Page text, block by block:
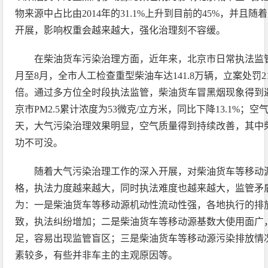
物来源中占比由2014年的31.1%上升到目前的45%，并且随
开展，影响权重会越来越大，强化治理刻不容缓。
在柴油货车污染治理方面，近年来，北京市日常执法监
月至8月，全市人工检查重型柴油车达141.8万辆，立案处罚
倍。通过多方位全时段执法监管，柴油货车冒黑烟现象得到
京市PM2.5累计浓度为53微克/立方米，同比下降13.1%；空
天，大气污染治理效果明显，空气质量得到持续改善，其
功不可没。
随着大气污染治理工作的深入开展，对柴油货车等移
格，执法力度越来越大，同时执法难度也越来越大，监管
为：一是柴油货车等移动源机动性流动性强，各地执行的
致，执法纠纷增加；二是柴油货车等移动源基数大使用面
足，容易出现监管盲区；三是柴油货车等移动源污染排放
素较多，有些并非车主的主观原因等。